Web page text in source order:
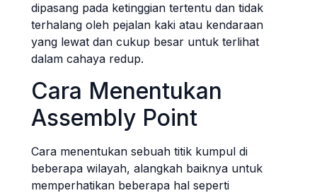
dipasang pada ketinggian tertentu dan tidak
terhalang oleh pejalan kaki atau kendaraan
yang lewat dan cukup besar untuk terlihat
dalam cahaya redup.
Cara Menentukan
Assembly Point
Cara menentukan sebuah titik kumpul di
beberapa wilayah, alangkah baiknya untuk
memperhatikan beberapa hal seperti